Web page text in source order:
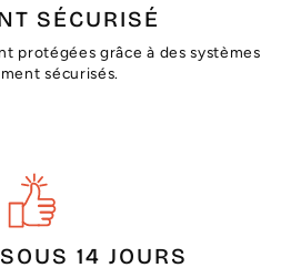
SÉCURISÉ
protégées grâce à des systèmes
sécurisés.
14 JOURS